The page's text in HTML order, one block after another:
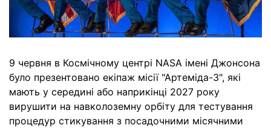
9 червня в Космічному центрі NASA імені Джонсона
було презентовано екіпаж місії "Артеміда-3", які
мають у середині або наприкінці 2027 року
вирушити на навколоземну орбіту для тестування
процедур стикування з посадочними місячними